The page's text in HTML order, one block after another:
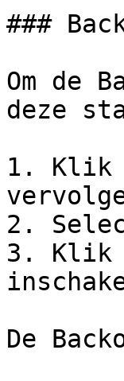
###
Om de
deze
1. Klik
2.
3. Klik
De